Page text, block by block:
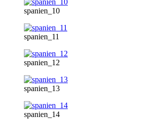
spanien_10
spanien_11
spanien_12
spanien_13
spanien_14